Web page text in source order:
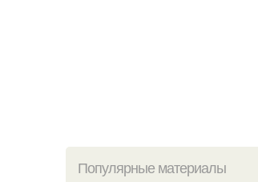
Популярные материалы